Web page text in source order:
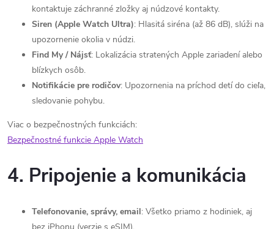
kontaktuje záchranné zložky aj núdzové kontakty.
Siren (Apple Watch Ultra): Hlasitá siréna (až 86 dB), slúži na
upozornenie okolia v núdzi.
Find My / Nájsť: Lokalizácia stratených Apple zariadení alebo
blízkych osôb.
Notifikácie pre rodičov: Upozornenia na príchod detí do cieľa,
sledovanie pohybu.
Viac o bezpečnostných funkciách:
Bezpečnostné funkcie Apple Watch
4. Pripojenie a komunikácia
Telefonovanie, správy, email: Všetko priamo z hodiniek, aj
bez iPhonu (verzie s eSIM).